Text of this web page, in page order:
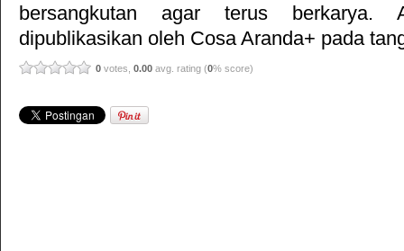
bersangkutan agar terus berkarya.
dipublikasikan oleh Cosa Aranda+ pada
0 votes, 0.00 avg. rating (0% score)